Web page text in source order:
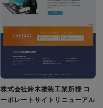
株式会社鈴木塗装工業所様 コ
ーポレートサイトリニューアル